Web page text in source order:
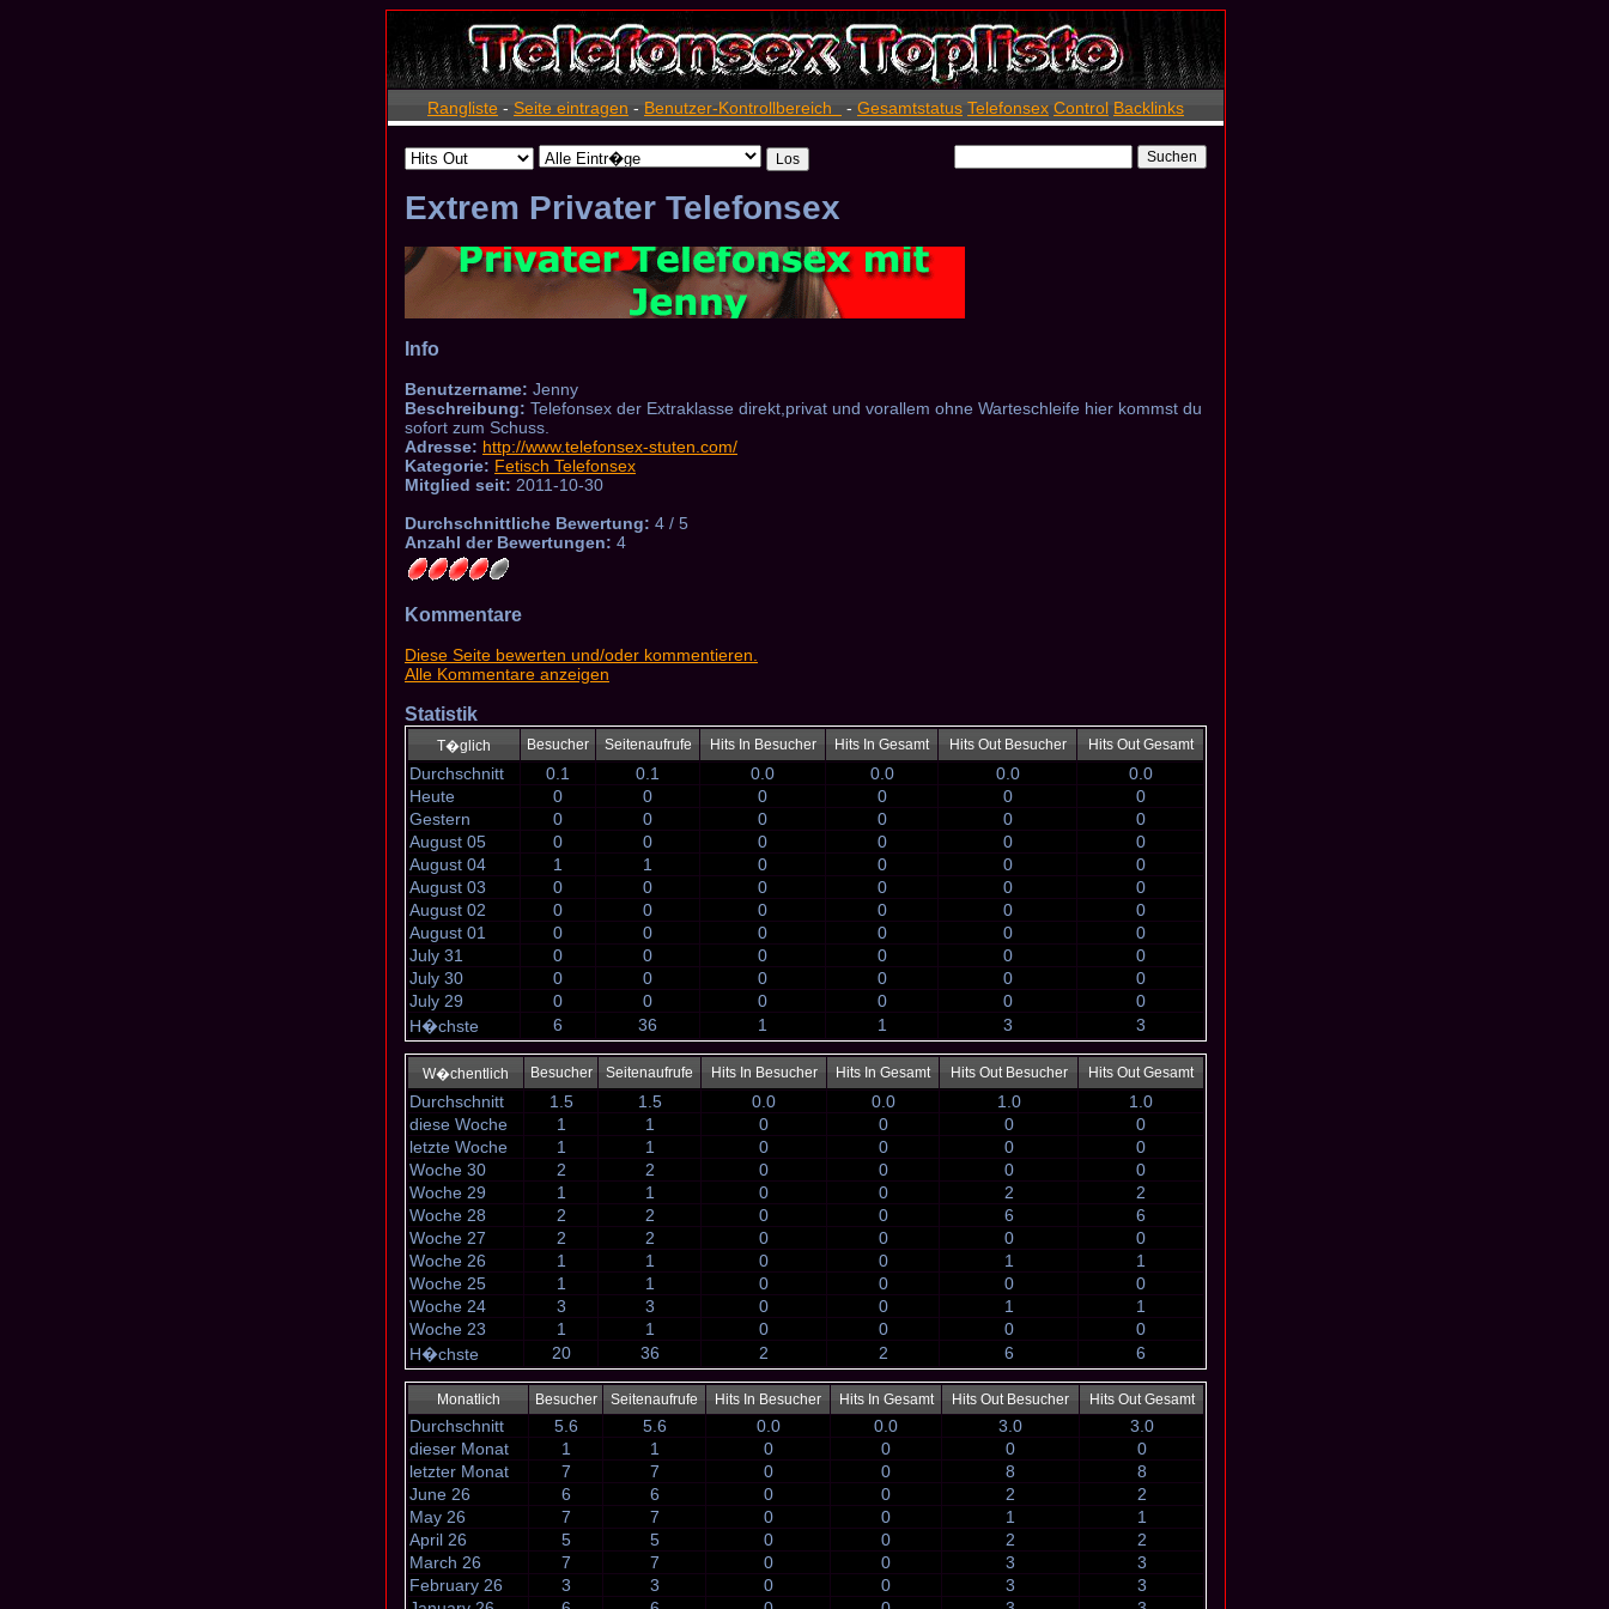
Rangliste - Seite eintragen - Benutzer-Kontrollbereich - Gesamtstatus Telefonsex Control Backlinks
Extrem Privater Telefonsex
Info
Benutzername: Jenny
Beschreibung: Telefonsex der Extraklasse direkt,privat und vorallem ohne Warteschleife hier kommst du
sofort zum Schuss.
Adresse: http://www.telefonsex-stuten.com/
Kategorie: Fetisch Telefonsex
Mitglied seit: 2011-10-30
Durchschnittliche Bewertung: 4 / 5
Anzahl der Bewertungen: 4
Kommentare
Diese Seite bewerten und/oder kommentieren.
Alle Kommentare anzeigen
Statistik
T�glich Besucher Seitenaufrufe Hits In Besucher Hits In Gesamt Hits Out Besucher Hits Out Gesamt
Durchschnitt 0.1 0.1 0.0 0.0 0.0
0.0
Heute
0 0 0 0 0
0
Gestern
0 0 0 0 0
0
August 05
0 0 0 0 0
0
August 04
1 1 0 0 0
0
August 03
0 0 0 0 0
0
August 02
0 0 0 0 0
0
August 01
0 0 0 0 0
0
July 31
0 0 0 0 0
0
July 30
0 0 0 0 0
0
July 29
0 0 0 0 0
0
H�chste
6 36 1 1 3 3
W�chentlich Besucher Seitenaufrufe Hits In Besucher Hits In Gesamt Hits Out Besucher Hits Out Gesamt
Durchschnitt 1.5 1.5 0.0 0.0 1.0
1.0
diese Woche
1 1 0 0 0
0
letzte Woche
1 1 0 0 0
0
Woche 30
2 2 0 0 0
0
Woche 29
1 1 0 0 2
2
Woche 28
2 2 0 0 6
6
Woche 27
2 2 0 0 0
0
Woche 26
1 1 0 0 1
1
Woche 25
1 1 0 0 0
0
Woche 24
3 3 0 0 1
1
Woche 23
1 1 0 0 0
0
H�chste
20 36 2 2 6 6
Monatlich Besucher Seitenaufrufe Hits In Besucher Hits In Gesamt Hits Out Besucher Hits Out Gesamt
Durchschnitt 5.6 5.6 0.0 0.0 3.0
3.0
dieser Monat
1 1 0 0 0
0
letzter Monat
7 7 0 0 8
8
June 26
6 6 0 0 2
2
May 26
7 7 0 0 1
1
April 26
5 5 0 0 2
2
March 26
7 7 0 0 3
3
February 26
3 3 0 0 3
3